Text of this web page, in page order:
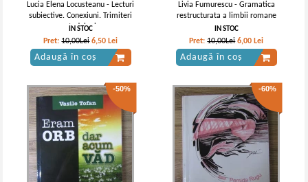
Lucia Elena Locusteanu - Lecturi
subiective. Conexiuni. Trimiteri
metodologice
IN STOC
Pret:10,00Lei 6,50 Lei
Adaugă în coș
Livia Fumurescu - Gramatica
restructurata a limbii romane
IN STOC
Pret:10,00Lei 6,00 Lei
Adaugă în coș
-50% -60%